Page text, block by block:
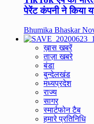
पेरेंट कंपनी ने किया
Bhumika Bhaskar
ख़ास खबरें
ताज़ा खबरे
बंडा
बुन्देलखंड
मध्यप्रदेश
राज्य
सागर
स्मार्टफोन टैब
हमारे प्रतिनिधि